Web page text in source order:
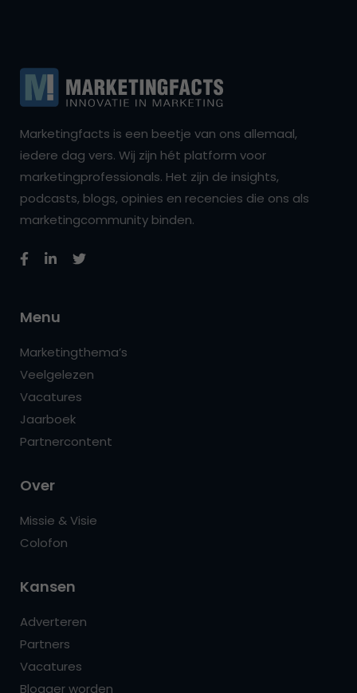
Marketingfacts is een beetje van ons allemaal,
iedere dag vers. Wij zijn hét platform voor
marketingprofessionals. Het zijn de insights,
podcasts, blogs, opinies en recencies die ons als
marketingcommunity binden.
Menu
Marketingthema’s
Veelgelezen
Vacatures
Jaarboek
Partnercontent
Over
Missie & Visie
Colofon
Kansen
Adverteren
Partners
Vacatures
Blogger worden